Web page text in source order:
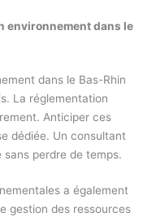
environnement dans le
dans le Bas-Rhin
La réglementation
Anticiper ces
dédiée. Un consultant
perdre de temps.
a également
gestion des ressources